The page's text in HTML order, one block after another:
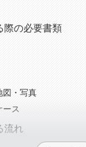
際の必要書類
図・写真
ース
流れ